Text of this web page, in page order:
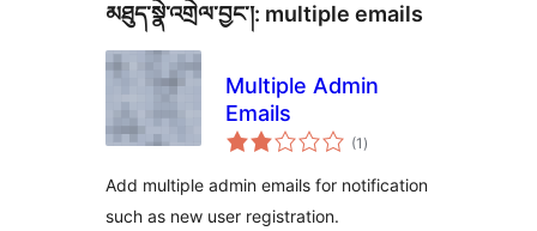
མཐུད་སྣེ་འགྲེལ་བྱང་།: multiple emails
Multiple Admin
Emails
(1 གདེང་
འཇོག་
ཚང་།
)
Add multiple admin emails for notification
such as new user registration.